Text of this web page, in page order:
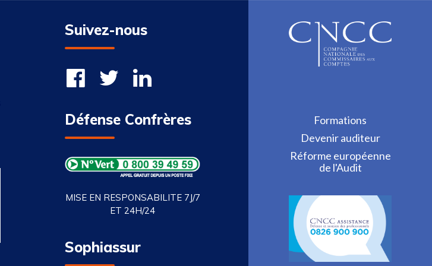
Suivez-nous
Défense Confrères
MISE EN RESPONSABILITE 7J/7
ET 24H/24
Sophiassur
Formations
Devenir auditeur
Réforme européenne
de l'Audit